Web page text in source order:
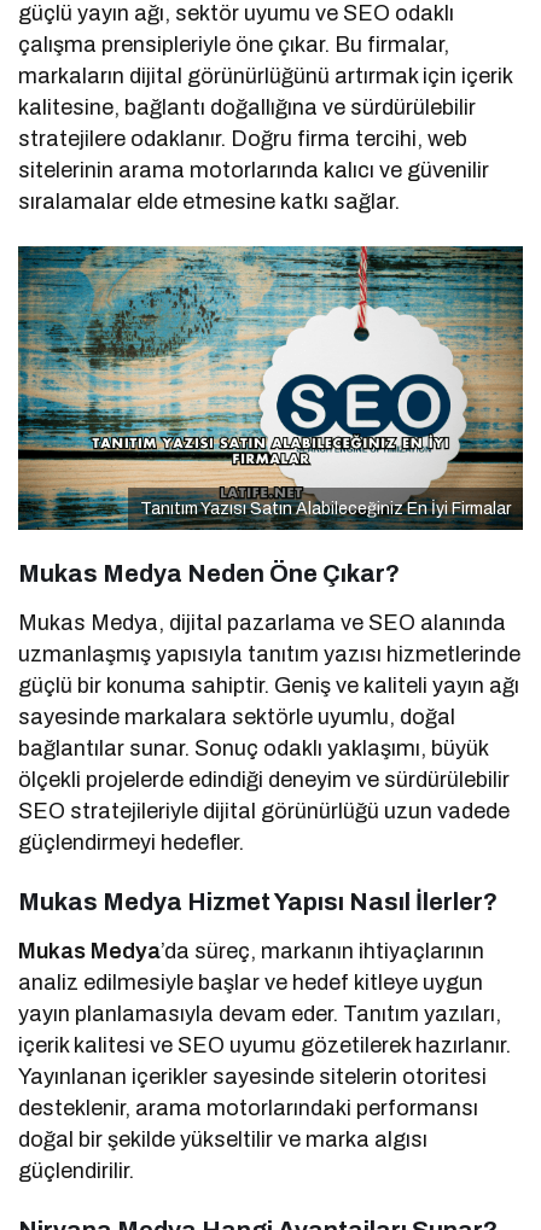
güçlü yayın ağı, sektör uyumu ve SEO odaklı
çalışma prensipleriyle öne çıkar. Bu firmalar,
markaların dijital görünürlüğünü artırmak için içerik
kalitesine, bağlantı doğallığına ve sürdürülebilir
stratejilere odaklanır. Doğru firma tercihi, web
sitelerinin arama motorlarında kalıcı ve güvenilir
sıralamalar elde etmesine katkı sağlar.
Tanıtım Yazısı Satın Alabileceğiniz En İyi Firmalar
Mukas Medya Neden Öne Çıkar?
Mukas Medya, dijital pazarlama ve SEO alanında
uzmanlaşmış yapısıyla tanıtım yazısı hizmetlerinde
güçlü bir konuma sahiptir. Geniş ve kaliteli yayın ağı
sayesinde markalara sektörle uyumlu, doğal
bağlantılar sunar. Sonuç odaklı yaklaşımı, büyük
ölçekli projelerde edindiği deneyim ve sürdürülebilir
SEO stratejileriyle dijital görünürlüğü uzun vadede
güçlendirmeyi hedefler.
Mukas Medya Hizmet Yapısı Nasıl İlerler?
Mukas Medya’da süreç, markanın ihtiyaçlarının
analiz edilmesiyle başlar ve hedef kitleye uygun
yayın planlamasıyla devam eder. Tanıtım yazıları,
içerik kalitesi ve SEO uyumu gözetilerek hazırlanır.
Yayınlanan içerikler sayesinde sitelerin otoritesi
desteklenir, arama motorlarındaki performansı
doğal bir şekilde yükseltilir ve marka algısı
güçlendirilir.